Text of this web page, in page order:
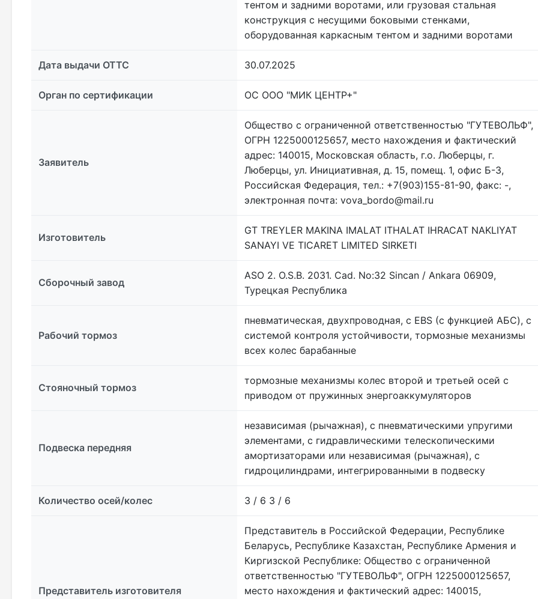
тентом и задними воротами, или грузовая стальная
конструкция с несущими боковыми стенками,
оборудованная каркасным тентом и задними воротами
Дата выдачи ОТТС 30.07.2025
Орган по сертификации ОС ООО "МИК ЦЕНТР+"
Заявитель
Общество с ограниченной ответственностью "ГУТЕВОЛЬФ",
ОГРН 1225000125657, место нахождения и фактический
адрес: 140015, Московская область, г.о. Люберцы, г.
Люберцы, ул. Инициативная, д. 15, помещ. 1, офис Б-3,
Российская Федерация, тел.: +7(903)155-81-90, факс: -,
электронная почта: vova_bordo@mail.ru
Изготовитель
GT TREYLER MAKINA IMALAT ITHALAT IHRACAT NAKLIYAT
SANAYI VE TICARET LIMITED SIRKETI
Сборочный завод
ASO 2. O.S.B. 2031. Cad. No:32 Sincan / Ankara 06909,
Турецкая Республика
Рабочий тормоз
пневматическая, двухпроводная, с EBS (с функцией АБС), с
системой контроля устойчивости, тормозные механизмы
всех колес барабанные
Стояночный тормоз
тормозные механизмы колес второй и третьей осей с
приводом от пружинных энергоаккумуляторов
Подвеска передняя
независимая (рычажная), с пневматическими упругими
элементами, с гидравлическими телескопическими
амортизаторами или независимая (рычажная), с
гидроцилиндрами, интегрированными в подвеску
Количество осей/колес 3 / 6 3 / 6
Представитель изготовителя
Представитель в Российской Федерации, Республике
Беларусь, Республике Казахстан, Республике Армения и
Киргизской Республике: Общество с ограниченной
ответственностью "ГУТЕВОЛЬФ", ОГРН 1225000125657,
место нахождения и фактический адрес: 140015,